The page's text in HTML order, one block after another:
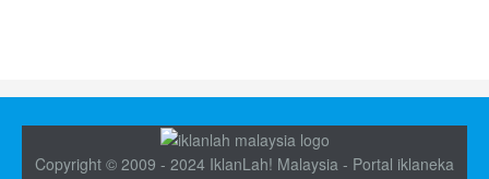
Copyright © 2009 - 2024 IklanLah! Malaysia - Portal iklaneka